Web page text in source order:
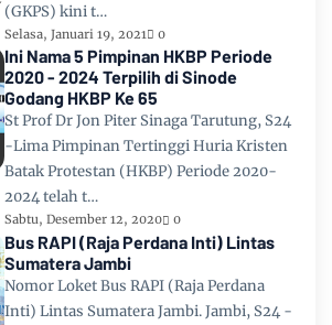
(GKPS) kini t…
Selasa, Januari 19, 2021 0
Ini Nama 5 Pimpinan HKBP Periode
2020 - 2024 Terpilih di Sinode
Godang HKBP Ke 65
St Prof Dr Jon Piter Sinaga Tarutung, S24
-Lima Pimpinan Tertinggi Huria Kristen
Batak Protestan (HKBP) Periode 2020-
2024 telah t…
Sabtu, Desember 12, 2020 0
Bus RAPI (Raja Perdana Inti) Lintas
Sumatera Jambi
Nomor Loket Bus RAPI (Raja Perdana
Inti) Lintas Sumatera Jambi. Jambi, S24 -